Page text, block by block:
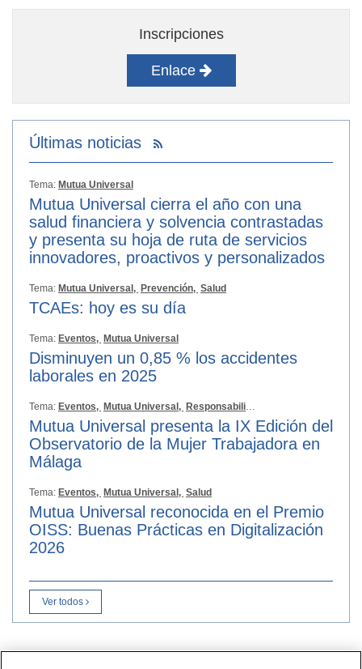
Inscripciones
Enlace
Últimas noticias
Tema: Mutua Universal
Mutua Universal cierra el año con una
salud financiera y solvencia contrastadas
y presenta su hoja de ruta de servicios
innovadores, proactivos y personalizados
Tema: Mutua Universal, Prevención, Salud
TCAEs: hoy es su día
Tema: Eventos, Mutua Universal
Disminuyen un 0,85 % los accidentes
laborales en 2025
Tema: Eventos, Mutua Universal, Responsabilidad Social
Mutua Universal presenta la IX Edición del
Observatorio de la Mujer Trabajadora en
Málaga
Tema: Eventos, Mutua Universal, Salud
Mutua Universal reconocida en el Premio
OISS: Buenas Prácticas en Digitalización
2026
Ver todos